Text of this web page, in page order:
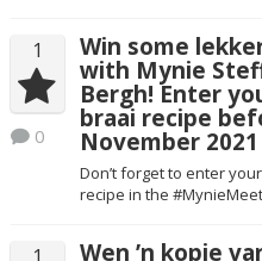
1
0
Win some
with Mynie
Bergh! Enter
braai recipe
November 2021
Don’t forget to enter
recipe in the
Wen ’n kopie